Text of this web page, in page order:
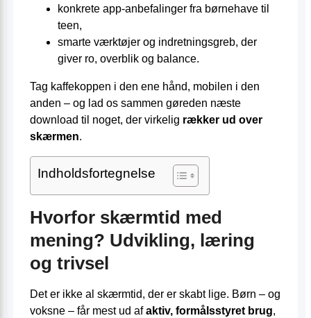
konkrete app-anbefalinger fra børnehave til
teen,
smarte værktøjer og indretnings­greb, der
giver ro, overblik og balance.
Tag kaffekoppen i den ene hånd, mobilen i den
anden – og lad os sammen gøreden næste
download til noget, der virkelig rækker ud over
skærmen.
Indholdsfortegnelse
Hvorfor skærmtid med
mening? Udvikling, læring
og trivsel
Det er ikke al skærmtid, der er skabt lige. Børn – og
voksne – får mest ud afaktiv, formålsstyret brug,